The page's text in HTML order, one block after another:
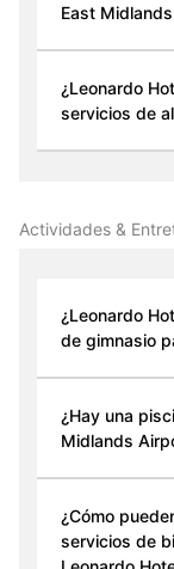
East
¿Leonardo
servicios de
Actividades &
¿Leonardo
de gimnasio
¿Hay una
Midlands
¿Cómo
servicios de